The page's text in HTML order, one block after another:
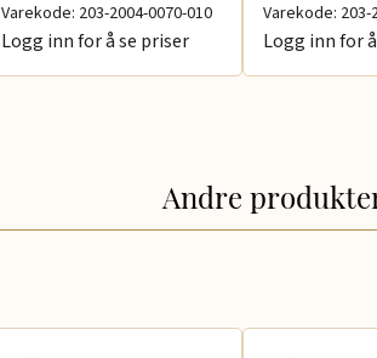
Varekode: 203-2004-0070-010
Logg inn for å se priser
Varekode: 203-
Logg inn for
Andre